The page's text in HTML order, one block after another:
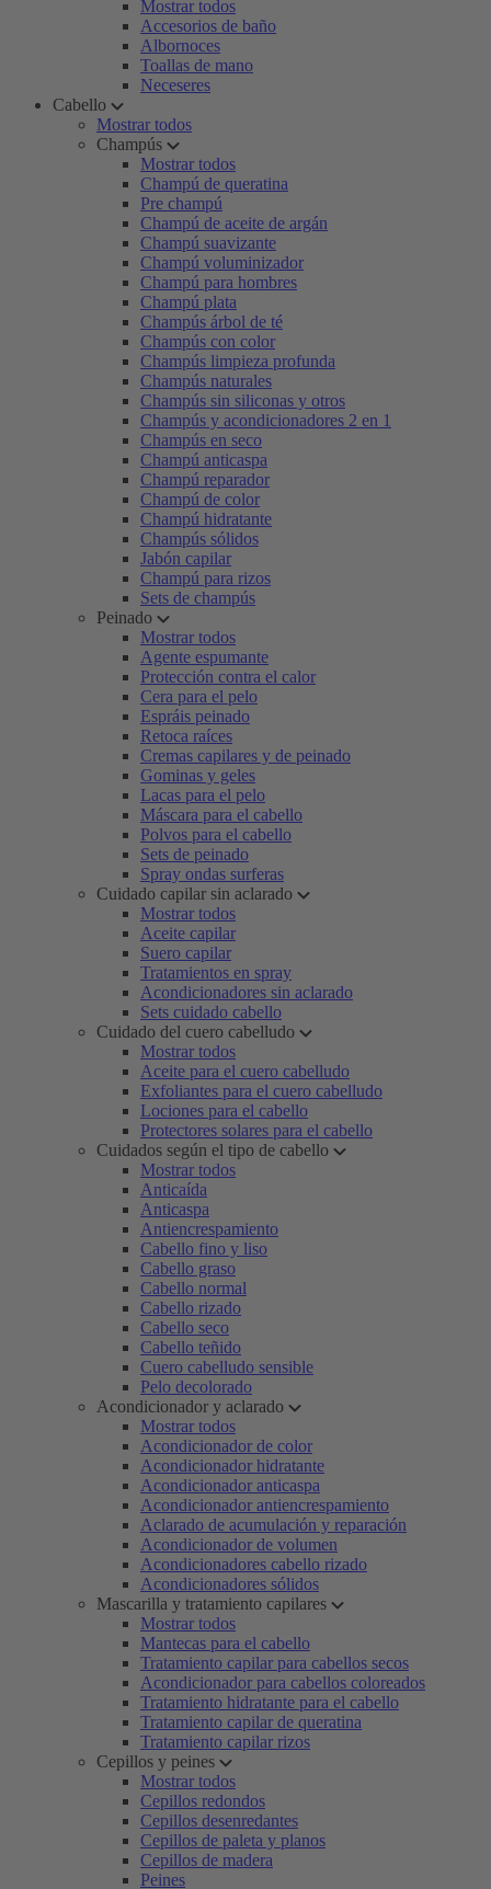
Mostrar todos
Accesorios de baño
Albornoces
Toallas de mano
Neceseres
Cabello
Mostrar todos
Champús
Mostrar todos
Champú de queratina
Pre champú
Champú de aceite de argán
Champú suavizante
Champú voluminizador
Champú para hombres
Champú plata
Champús árbol de té
Champús con color
Champús limpieza profunda
Champús naturales
Champús sin siliconas y otros
Champús y acondicionadores 2 en 1
Champús en seco
Champú anticaspa
Champú reparador
Champú de color
Champú hidratante
Champús sólidos
Jabón capilar
Champú para rizos
Sets de champús
Peinado
Mostrar todos
Agente espumante
Protección contra el calor
Cera para el pelo
Espráis peinado
Retoca raíces
Cremas capilares y de peinado
Gominas y geles
Lacas para el pelo
Máscara para el cabello
Polvos para el cabello
Sets de peinado
Spray ondas surferas
Cuidado capilar sin aclarado
Mostrar todos
Aceite capilar
Suero capilar
Tratamientos en spray
Acondicionadores sin aclarado
Sets cuidado cabello
Cuidado del cuero cabelludo
Mostrar todos
Aceite para el cuero cabelludo
Exfoliantes para el cuero cabelludo
Lociones para el cabello
Protectores solares para el cabello
Cuidados según el tipo de cabello
Mostrar todos
Anticaída
Anticaspa
Antiencrespamiento
Cabello fino y liso
Cabello graso
Cabello normal
Cabello rizado
Cabello seco
Cabello teñido
Cuero cabelludo sensible
Pelo decolorado
Acondicionador y aclarado
Mostrar todos
Acondicionador de color
Acondicionador hidratante
Acondicionador anticaspa
Acondicionador antiencrespamiento
Aclarado de acumulación y reparación
Acondicionador de volumen
Acondicionadores cabello rizado
Acondicionadores sólidos
Mascarilla y tratamiento capilares
Mostrar todos
Mantecas para el cabello
Tratamiento capilar para cabellos secos
Acondicionador para cabellos coloreados
Tratamiento hidratante para el cabello
Tratamiento capilar de queratina
Tratamiento capilar rizos
Cepillos y peines
Mostrar todos
Cepillos redondos
Cepillos desenredantes
Cepillos de paleta y planos
Cepillos de madera
Peines